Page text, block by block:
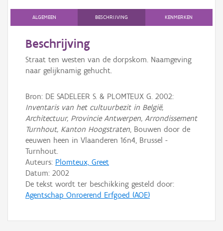
Persoon of collectief
Downloads
Hergebruik
ALGEMEEN BESCHRIJVING KENMERKEN
Beschrijving
Straat ten westen van de dorpskom. Naamgeving
naar gelijknamig gehucht.
Bron: DE SADELEER S. & PLOMTEUX G. 2002:
Inventaris van het cultuurbezit in België,
Architectuur, Provincie Antwerpen, Arrondissement
Turnhout, Kanton Hoogstraten, Bouwen door de
eeuwen heen in Vlaanderen 16n4, Brussel -
Turnhout.
Auteurs: Plomteux, Greet
Datum: 2002
De tekst wordt ter beschikking gesteld door:
Agentschap Onroerend Erfgoed (AOE)